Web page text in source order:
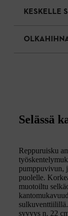
KESKELLE
Selässä
Reppuruisku
pumppuvivun,
puolelle.
muotoiltu
syvyys n. 22